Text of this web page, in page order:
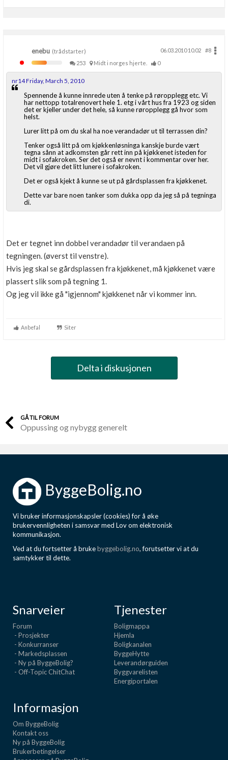
enebu (trådstarter) 06.03.2010 10.02
#8
253
Midt i norges hjerte. 0
nr14 Friday, March 5, 2010
Spennende å kunne innrede uten å tenke på røropplegg etc. Vi
har nettopp totalrenovert hele 1. etg i vårt hus fra 1923 og siden
det er kjeller under det hele, så kunne røropplegg gå hvor som
helst.
Lurer litt på om du skal ha noe verandadør ut til terrassen din?
Tenker også litt på om kjøkkenløsninga kanskje burde vært
tegna sånn at adkomsten går rett inn på kjøkkenet isteden for
midt i sofakroken. Ser det også er nevnt i kommentar over her.
Det vil gjøre det litt lunere i sofakroken.
Det er også kjekt å kunne se ut på gårdsplassen fra kjøkkenet.
Dette var bare noen tanker som dukka opp da jeg så på tegninga
di.
Det er tegnet inn dobbel verandadør til verandaen på
tegningen. (øverst til venstre).
Hvis jeg skal se gårdsplassen fra kjøkkenet, må kjøkkenet være
plassert slik som på tegning 1.
Og jeg vil ikke gå "igjennom" kjøkkenet når vi kommer inn.
Anbefal Siter
Delta i diskusjonen
GÅ TIL FORUM
Oppussing og nybygg generelt
ByggeBolig.no
Vi bruker informasjonskapsler (cookies) for å øke
brukervennligheten i samsvar med Lov om elektronisk
kommunikasjon.
Ved at du fortsetter å brukebyggebolig.no, forutsetter vi at du
samtykker til dette.
Snarveier
Forum
- Prosjekter
- Konkurranser
- Markedsplassen
- Ny på ByggeBolig?
- Off-Topic ChitChat
Tjenester
Boligmappa
Hjemla
Boligkanalen
ByggeHytte
Leverandørguiden
Byggvarelisten
Energiportalen
Informasjon
Om ByggeBolig
Kontakt oss
Ny på ByggeBolig
Brukerbetingelser